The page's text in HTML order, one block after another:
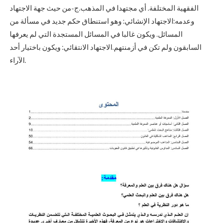
الفقهية المختلفة. أي مجتهدا في المذهب.ج-من حيث جهة الاجتهاد
وعدمه:الاجتهاد الإنشائي: وهو استنطاق حكم جديد في مسألة من
المسائل. ويكون غالبا في المسائل المستجدة التي لم يعرفها
السابقون ولم تكن في أزمنتهم.الاجتهاد الانتقائي: ويكون باختيار أحد
الآراء.